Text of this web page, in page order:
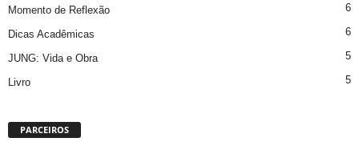
Momento de Reflexão 6
Dicas Acadêmicas 6
JUNG: Vida e Obra 5
Livro 5
PARCEIROS